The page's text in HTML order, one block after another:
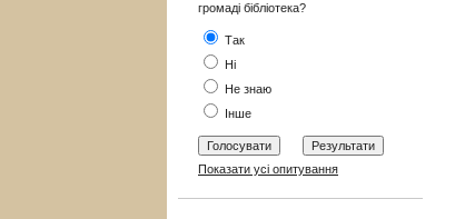
громаді бібліотека?
Так
Ні
Не знаю
Інше
Показати усі опитування